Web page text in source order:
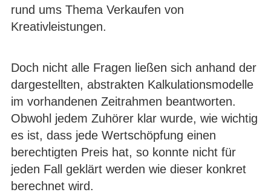
rund ums Thema Verkaufen von
Kreativleistungen.
Doch nicht alle Fragen ließen sich anhand der
dargestellten, abstrakten Kalkulationsmodelle
im vorhandenen Zeitrahmen beantworten.
Obwohl jedem Zuhörer klar wurde, wie wichtig
es ist, dass jede Wertschöpfung einen
berechtigten Preis hat, so konnte nicht für
jeden Fall geklärt werden wie dieser konkret
berechnet wird.